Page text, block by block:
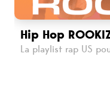
Hip Hop
La playlist rap US